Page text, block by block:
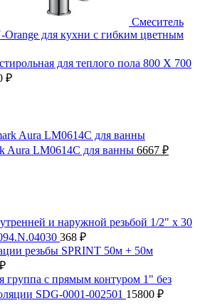
Смеситель
Orange для кухни с гибким цветным
для теплого пола 800 X 700
₽
Aura LM0614C для ванны 6667 ₽
и наружной резьбой 1/2" x 30
368 ₽
резьбы SPRINT 50м + 50м
₽
группа с прямым контуром 1" без
SDG-0001-002501 15800 ₽